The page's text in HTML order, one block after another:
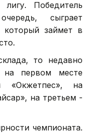
Победитель
сыграет
который займет в
то недавно
на первом месте
«Окжетпес», на
на третьем -
чемпионата.